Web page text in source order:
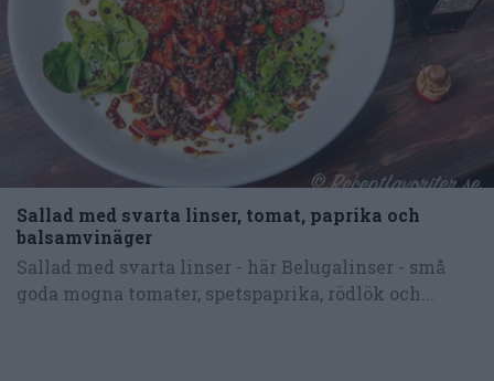
Sallad med svarta linser, tomat, paprika och
balsamvinäger
Sallad med svarta linser - här Belugalinser - små
goda mogna tomater, spetspaprika, rödlök och...